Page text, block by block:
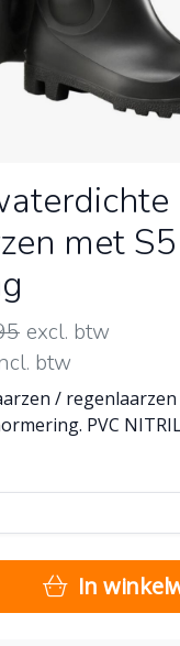
met S5
excl. btw
btw
/
PVC
In